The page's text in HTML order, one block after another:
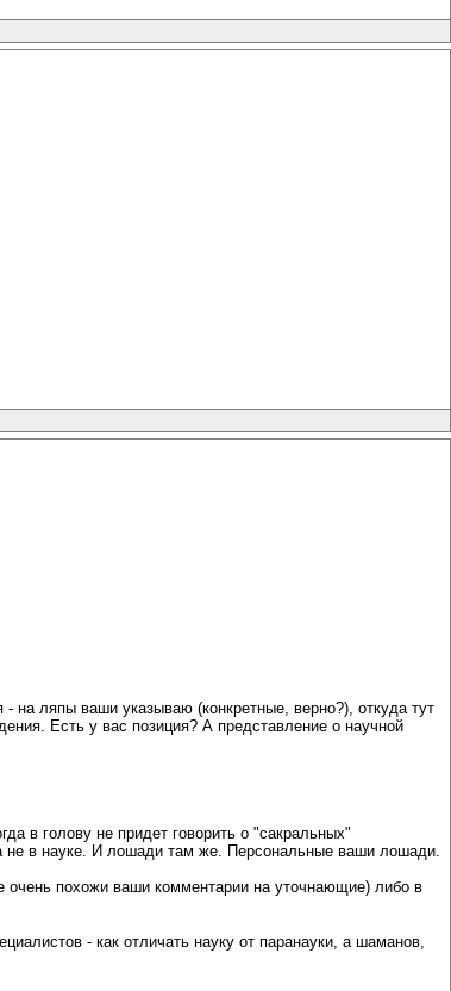
на ляпы ваши указываю (конкретные, верно?), откуда тут
Есть у вас позиция? А представление о научной
в голову не придет говорить о "сакральных"
не в науке. И лошади там же. Персональные ваши лошади.
очень похожи ваши комментарии на уточнающие) либо в
- как отличать науку от паранауки, а шаманов,